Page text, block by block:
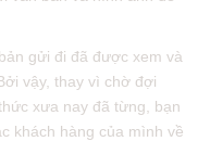
gửi đi đã được xem và
vậy, thay vì chờ đợi
xưa nay đã từng, bạn
khách hàng của mình về